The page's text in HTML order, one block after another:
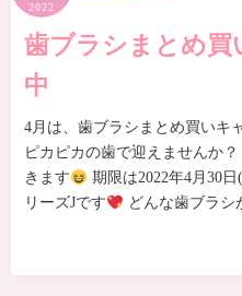
2022
歯ブラシまとめ買
中
4月は、歯ブラシまとめ買いキ
ピカピカの歯で迎えませんか
きます
期限は2022年4月30
リーズJです
どんな歯ブラ